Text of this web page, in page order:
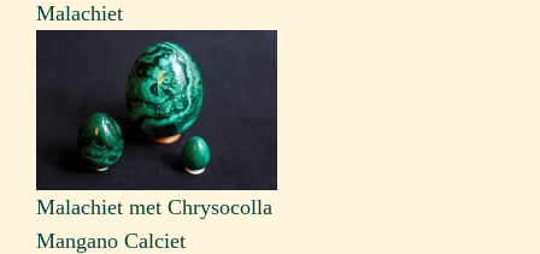
Malachiet
Malachiet met Chrysocolla
Mangano Calciet